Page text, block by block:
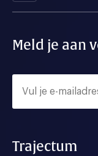
Meld je aan
Trajectum